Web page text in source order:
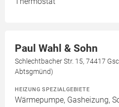
Paul Wahl & Sohn
Schlechtbacher Str. 15, 74417
Abtsgmünd)
HEIZUNG SPEZIALGEBIETE
Wärmepumpe, Gasheizung,